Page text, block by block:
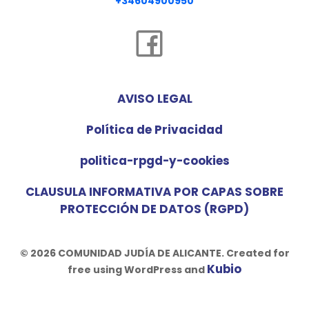
AVISO LEGAL
Política de Privacidad
politica-rpgd-y-cookies
CLAUSULA INFORMATIVA POR CAPAS SOBRE
PROTECCIÓN DE DATOS (RGPD)
© 2026 COMUNIDAD JUDÍA DE ALICANTE. Created for
free using WordPress and Kubio